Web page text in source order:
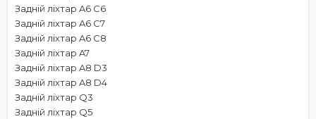
Задній ліхтар A6 C6
Задній ліхтар A6 C7
Задній ліхтар A6 C8
Задній ліхтар A7
Задній ліхтар A8 D3
Задній ліхтар A8 D4
Задній ліхтар Q3
Задній ліхтар Q5